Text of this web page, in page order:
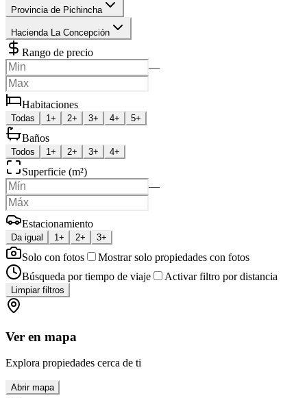
Provincia de Pichincha
Hacienda La Concepción
Rango de precio
—
Habitaciones
Todas 1+ 2+ 3+ 4+ 5+
Baños
Todos 1+ 2+ 3+ 4+
Superficie (m²)
—
Estacionamiento
Da igual 1+ 2+ 3+
Solo con fotos
Mostrar solo propiedades con fotos
Búsqueda por tiempo de viaje
Activar filtro por distancia
Limpiar filtros
Ver en mapa
Explora propiedades cerca de ti
Abrir mapa